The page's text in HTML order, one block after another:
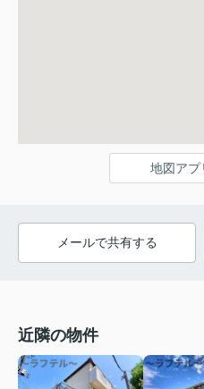
地図アプ
メールで共有する
近隣の物件